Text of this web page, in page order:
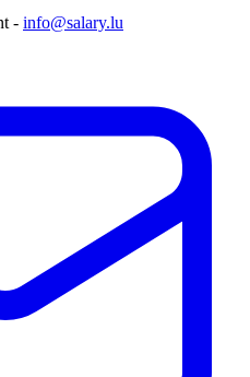
- info@salary.lu